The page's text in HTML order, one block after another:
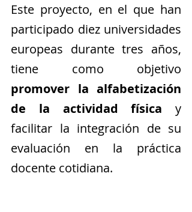
Este proyecto, en el que han
participado diez universidades
europeas durante tres años,
promover la alfabetización
de la actividad física y
facilitar la integración de su
evaluación en la práctica
docente cotidiana.